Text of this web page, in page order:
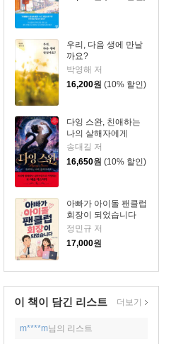
우리, 다음 생에 만날
까요?
박영해 저
16,200원 (10% 할인)
다잉 스완, 친애하는
나의 살해자에게
송대길 저
16,650원 (10% 할인)
아빠가 아이돌 팬클럽
회장이 되었습니다
정민규 저
17,000원
이 책이 담긴 리스트 더보기
m****m님의 리스트